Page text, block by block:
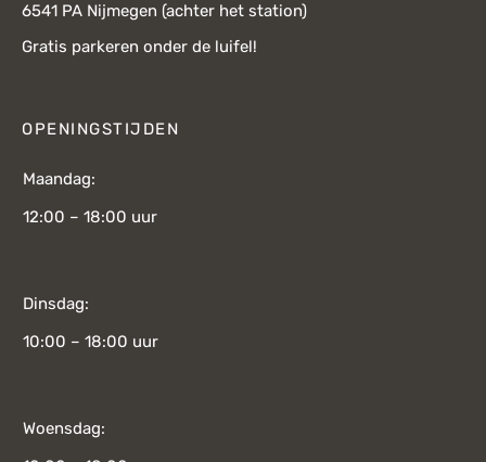
6541 PA Nijmegen (achter het station)
Gratis parkeren onder de luifel!
OPENINGSTIJDEN
Maandag:
12:00 – 18:00 uur
Dinsdag:
10:00 – 18:00 uur
Woensdag: